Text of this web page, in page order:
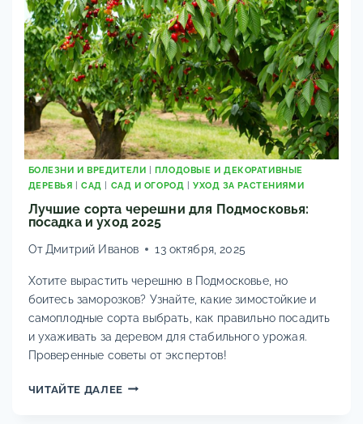
И
ПРОФИЛАКТИКЕ.
ПОЧЕМУ
ЖЕЛТЕЮТ
ПЕРЬЯ?
ФОТО,
ОПИСАНИЕ,
9
ЭФФЕКТИВНЫХ
ШАГОВ
ДЛЯ
УРОЖАЯ
ПЕРОНОСПОРОЗА,
И
ТРИПСОВ.
БОЛЕЗНИ И ВРЕДИТЕЛИ
ПЛОДОВЫЕ И ДЕКОРАТИВНЫЕ
ДЕРЕВЬЯ |САД САД И ОГОРОД УХОД ЗА РАСТЕНИЯМИ
Лучшие сорта черешни для Подмосковья:
посадка и уход 2025
От Дмитрий Иванов 13 октября, 2025
Хотите вырастить черешню в Подмосковье, но
боитесь заморозков? Узнайте, какие зимостойкие и
самоплодные сорта выбрать, как правильно посадить
и ухаживать за деревом для стабильного урожая.
Проверенные советы от экспертов!
ЧИТАЙТЕ ДАЛЕЕЛУЧШИЕ